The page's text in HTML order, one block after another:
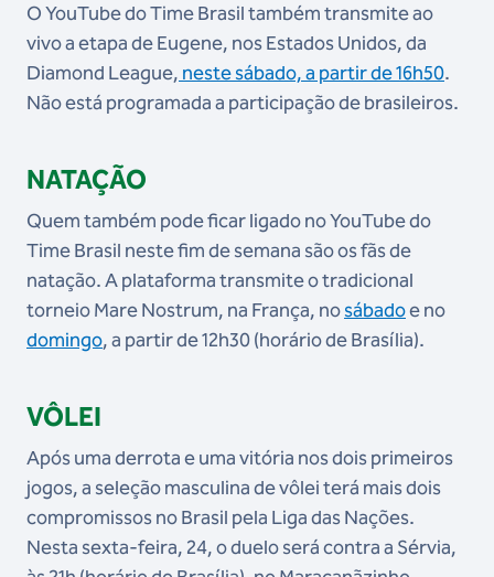
O YouTube do Time Brasil também transmite ao
vivo a etapa de Eugene, nos Estados Unidos, da
Diamond League, neste sábado, a partir de 16h50.
Não está programada a participação de brasileiros.
NATAÇÃO
Quem também pode ficar ligado no YouTube do
Time Brasil neste fim de semana são os fãs de
natação. A plataforma transmite o tradicional
torneio Mare Nostrum, na França, nosábadoe no
domingo, a partir de 12h30 (horário de Brasília).
VÔLEI
Após uma derrota e uma vitória nos dois primeiros
jogos, a seleção masculina de vôlei terá mais dois
compromissos no Brasil pela Liga das Nações.
Nesta sexta-feira, 24, o duelo será contra a Sérvia,